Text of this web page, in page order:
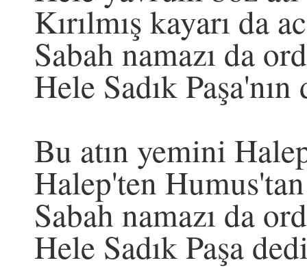
Kırılmış kayarı da
Sabah namazı da
Hele Sadık
Bu atın yemini
Halep'ten
Sabah namazı da
Hele Sadık Paşa